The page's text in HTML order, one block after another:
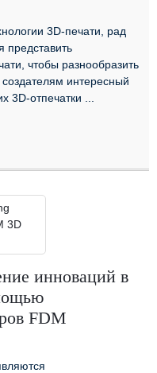
3D-печати, рад
представить
чтобы разнообразить
интересный
3D-отпечатки ...
инноваций в
FDM